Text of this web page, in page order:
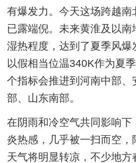
有爆发力。今天这场跨越南
已露端倪。未来黄淮及以南
湿热程度，达到了夏季风爆
以假相当位温340K作为夏
个指标会推进到河南中部、
部、山东南部。
在阴雨和冷空气共同影响下
炎热感，几乎被一扫而空，
天气将明显转凉，不少地方